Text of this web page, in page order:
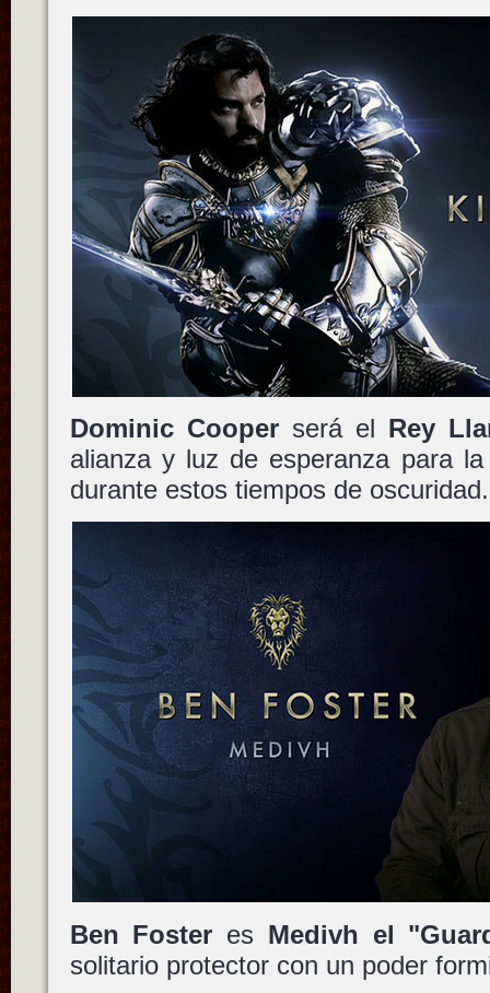
Dominic Cooperserá el Rey
alianza y luz de esperanza para
durante estos tiempos de oscuridad.
Ben Foster es Medivh el
solitario protector con un poder